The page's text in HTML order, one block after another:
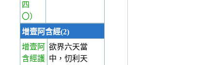
四
〇）
增壹阿含經(2)
增壹阿
含經護
欲界六天當
中，忉利天